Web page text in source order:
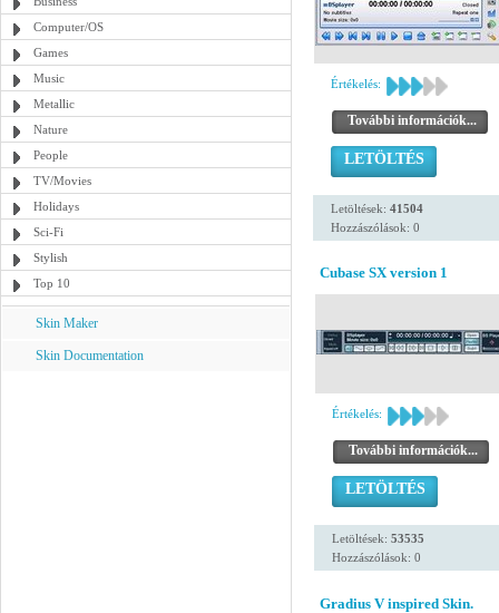
Computer/OS
Games
Music
Metallic
Nature
People
TV/Movies
Holidays
Sci-Fi
Stylish
Top 10
Skin Maker
Skin Documentation
Értékelés:
További információk...
LETÖLTÉS
Letöltések: 41504
Hozzászólások: 0
Cubase SX version 1
Értékelés:
További információk...
LETÖLTÉS
Letöltések: 53535
Hozzászólások: 0
Gradius V inspired Skin.